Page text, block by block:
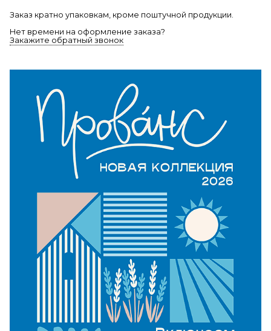
Заказ кратно упаковкам, кроме поштучной продукции.
Нет времени на оформление заказа?
Закажите обратный звонок